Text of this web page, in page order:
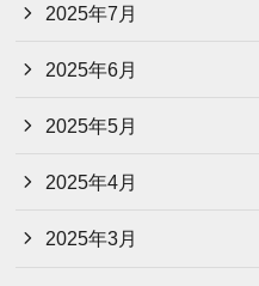
2025年7月
2025年6月
2025年5月
2025年4月
2025年3月